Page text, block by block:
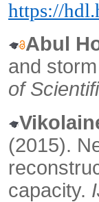
https://
Abul
and
of
(2015).
capacity.